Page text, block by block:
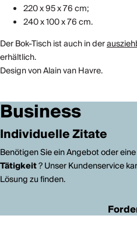
220 x 95 x 76 cm;
240 x 100 x 76 cm.
Der Bok-Tisch ist auch in der
erhältlich.
Design von Alain van Havre.
Business
Individuelle Zitate
Benötigen Sie ein Angebot oder
Tätigkeit? Unser Kundenservice
Lösung zu finden.